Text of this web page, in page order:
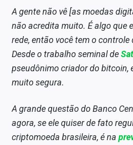
A gente não vê [as moedas
não acredita muito. É algo que
rede, então você tem o
Desde o trabalho seminal de
pseudônimo criador do bitcoin,
muito segura.
A grande questão do Banco
agora, se ele quiser de fato
criptomoeda brasileira, é na